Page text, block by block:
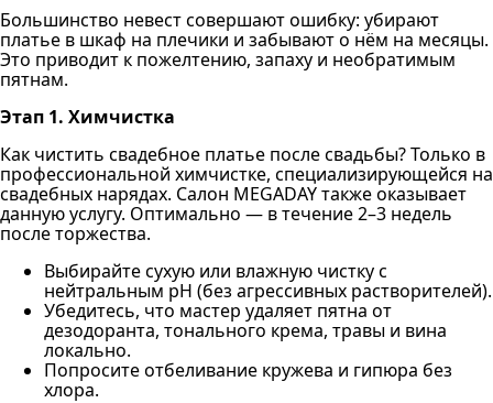
Большинство невест совершают ошибку: убирают
платье в шкаф на плечики и забывают о нём на месяцы.
Это приводит к пожелтению, запаху и необратимым
пятнам.
Этап 1. Химчистка
Как чистить свадебное платье после свадьбы? Только в
профессиональной химчистке, специализирующейся на
свадебных нарядах. Салон MEGADAY также оказывает
данную услугу. Оптимально — в течение 2–3 недель
после торжества.
Выбирайте сухую или влажную чистку с
нейтральным pH (без агрессивных растворителей).
Убедитесь, что мастер удаляет пятна от
дезодоранта, тонального крема, травы и вина
локально.
Попросите отбеливание кружева и гипюра без
хлора.